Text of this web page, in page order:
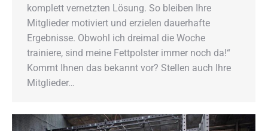
komplett vernetzten Lösung. So bleiben Ihre
Mitglieder motiviert und erzielen dauerhafte
Ergebnisse. Obwohl ich dreimal die Woche
trainiere, sind meine Fettpolster immer noch da!“
Kommt Ihnen das bekannt vor? Stellen auch Ihre
Mitglieder…